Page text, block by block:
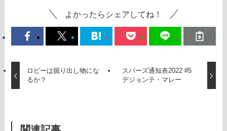
よかったらシェアしてね！
ロビーは掘り出し物にな
るか？
スパーズ通知表2022 #5
デジョンテ・マレー